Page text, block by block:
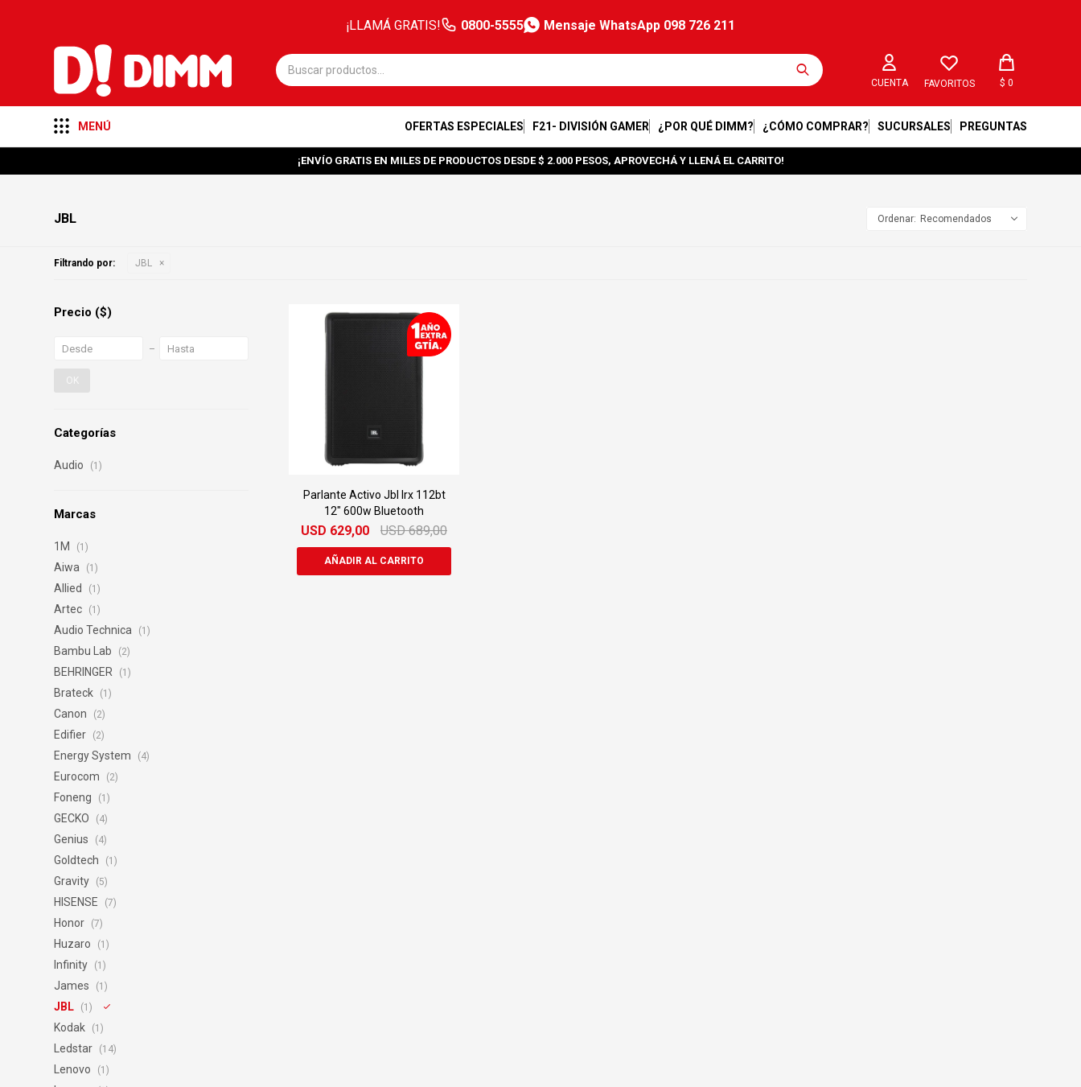
¡LLAMÁ GRATIS! 0800-5555 Mensaje WhatsApp 098 726 211
MENÚ OFERTAS ESPECIALES F21- DIVISIÓN GAMER ¿POR QUÉ DIMM? ¿CÓMO COMPRAR? SUCURSALES PREGUNTAS
FAVORITOS $ 0
¡ENVÍO GRATIS EN MILES DE PRODUCTOS DESDE $ 2.000 PESOS, APROVECHÁ Y LLENÁ EL CARRITO!
JBL Recomendados
Filtrando por: JBL
Categorías
Audio (1)
Marcas
1M (1)
Aiwa (1)
Allied (1)
Artec (1)
Audio Technica (1)
Bambu Lab (2)
BEHRINGER (1)
Brateck (1)
Canon (2)
Edifier (2)
Energy System (4)
Eurocom (2)
Foneng (1)
GECKO (4)
Genius (4)
Goldtech (1)
Gravity (5)
HISENSE (7)
Honor (7)
Huzaro (1)
Infinity (1)
James (1)
JBL (1)
Kodak (1)
Ledstar (14)
Lenovo (1)
Precio ($)
OK
Parlante Activo Jbl Irx 112bt
12" 600w Bluetooth
USD 629,00 USD 689,00